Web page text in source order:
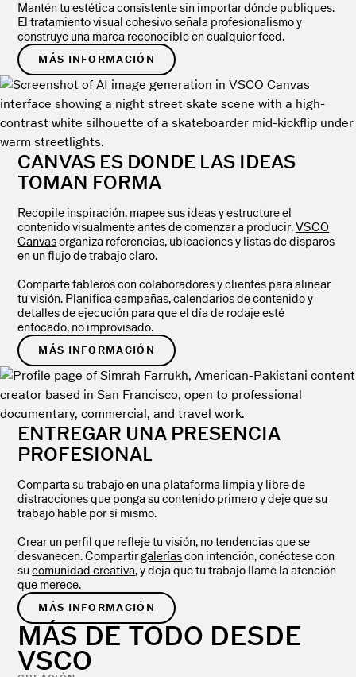
Mantén tu estética consistente sin importar dónde publiques.
El tratamiento visual cohesivo señala profesionalismo y
construye una marca reconocible en cualquier feed.
MÁS INFORMACIÓN
CANVAS ES DONDE LAS IDEAS
TOMAN FORMA
Recopile inspiración, mapee sus ideas y estructure el
contenido visualmente antes de comenzar a producir.VSCO
Canvasorganiza referencias, ubicaciones y listas de disparos
en un flujo de trabajo claro.
Comparte tableros con colaboradores y clientes para alinear
tu visión. Planifica campañas, calendarios de contenido y
detalles de ejecución para que el día de rodaje esté
enfocado, no improvisado.
MÁS INFORMACIÓN
ENTREGAR UNA PRESENCIA
PROFESIONAL
Comparta su trabajo en una plataforma limpia y libre de
distracciones que ponga su contenido primero y deje que su
trabajo hable por sí mismo.
Crear un perfil que refleje tu visión, no tendencias que se
desvanecen. Compartirgaleríascon intención, conéctese con
sucomunidad creativa, y deja que tu trabajo llame la atención
que merece.
MÁS INFORMACIÓN
MÁS DE TODO DESDE
VSCO